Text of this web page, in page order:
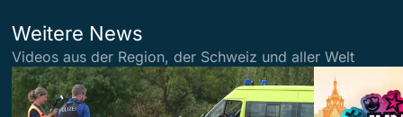
Weitere News
Videos aus der Region, der Schweiz und aller Welt